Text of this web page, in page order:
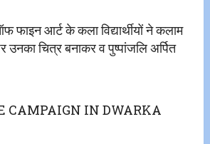
आर्ट के कला विद्यार्थीयों ने कलाम
उनका चित्र बनाकर व पुष्पांजलि अर्पित
CAMPAIGN IN DWARKA